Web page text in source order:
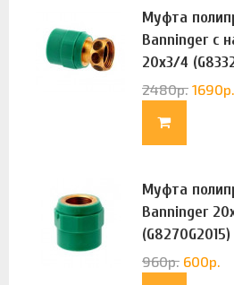
Муфта
Banninger с
20х3/4
2480р. 1690р.
Муфта
Banninger
(G8270G2015)
960р. 600р.